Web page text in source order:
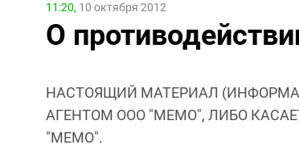
11:20, 10 октября 2012
О
НАСТОЯЩИЙ МАТЕРИАЛ
АГЕНТОМ ООО "МЕМО", ЛИБО
"МЕМО".